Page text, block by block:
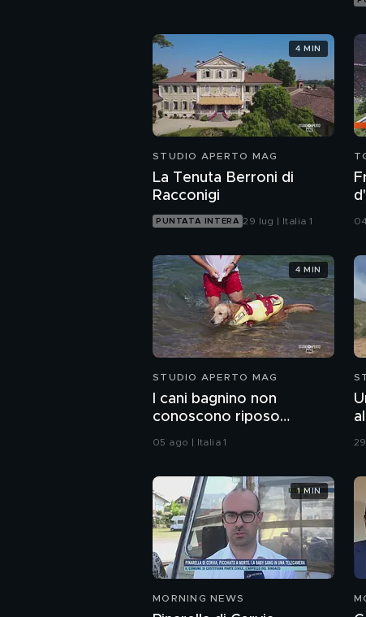
STUDIO APERTO MAG
La Tenuta Berroni di
Racconigi
PUNTATA INTERA 29 lug | Italia 1
4 MIN
STUDIO APERTO MAG
I cani bagnino non
conoscono riposo
d'estate
05 ago | Italia 1
4 MIN
MORNING NEWS
1 MIN